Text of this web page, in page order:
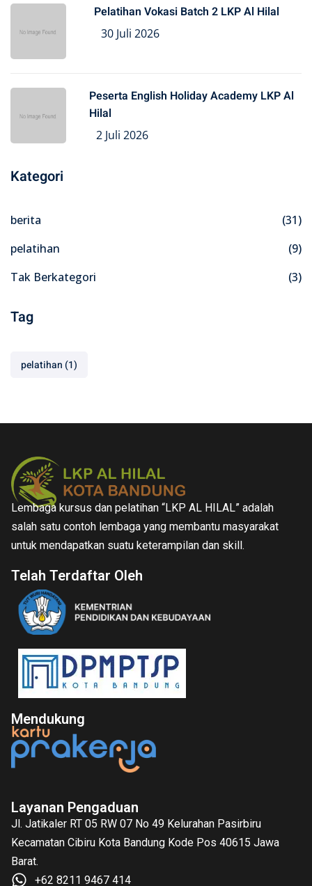
Pelatihan Vokasi Batch 2 LKP Al Hilal
30 Juli 2026
Peserta English Holiday Academy LKP Al
Hilal
2 Juli 2026
Kategori
berita
(31)
pelatihan
(9)
Tak Berkategori
(3)
Tag
pelatihan (1)
Lembaga kursus dan pelatihan “LKP AL HILAL” adalah
salah satu contoh lembaga yang membantu masyarakat
untuk mendapatkan suatu keterampilan dan skill.
Telah Terdaftar Oleh
Mendukung
Layanan Pengaduan
Jl. Jatikaler RT 05 RW 07 No 49 Kelurahan Pasirbiru
Kecamatan Cibiru Kota Bandung Kode Pos 40615 Jawa
Barat.
+62 8211 9467 414